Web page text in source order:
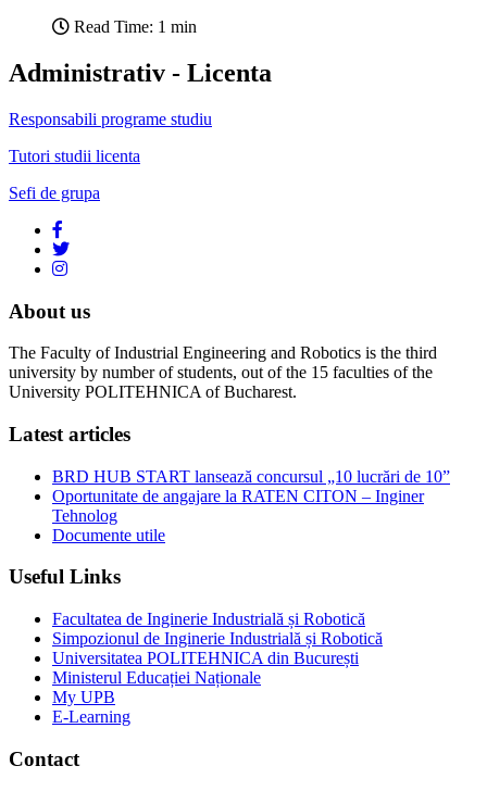
Read Time: 1 min
Administrativ - Licenta
Responsabili programe studiu
Tutori studii licenta
Sefi de grupa
About us
The Faculty of Industrial Engineering and Robotics is the third
university by number of students, out of the 15 faculties of the
University POLITEHNICA of Bucharest.
Latest articles
BRD HUB START lansează concursul „10 lucrări de 10”
Oportunitate de angajare la RATEN CITON – Inginer
Tehnolog
Documente utile
Useful Links
Facultatea de Inginerie Industrială și Robotică
Simpozionul de Inginerie Industrială și Robotică
Universitatea POLITEHNICA din București
Ministerul Educației Naționale
My UPB
E-Learning
Contact